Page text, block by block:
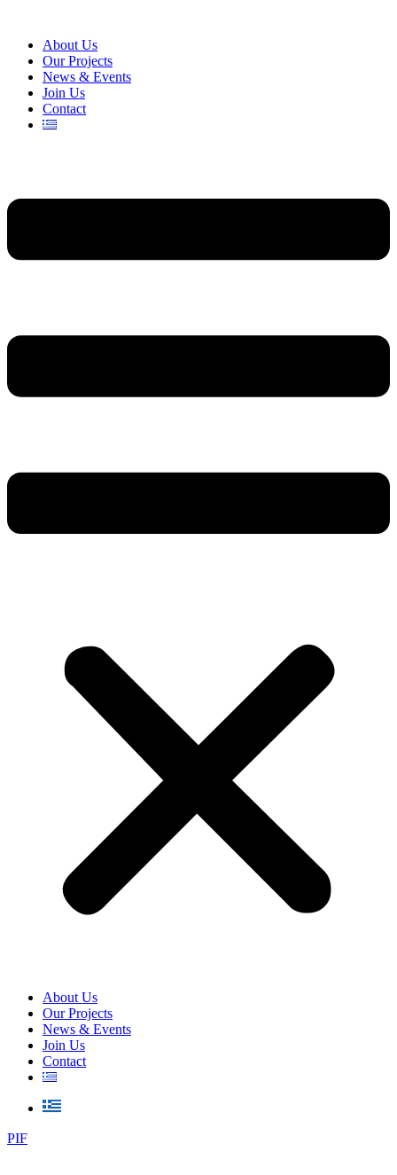
About Us
Our Projects
News & Events
Join Us
Contact
About Us
Our Projects
News & Events
Join Us
Contact
PIF